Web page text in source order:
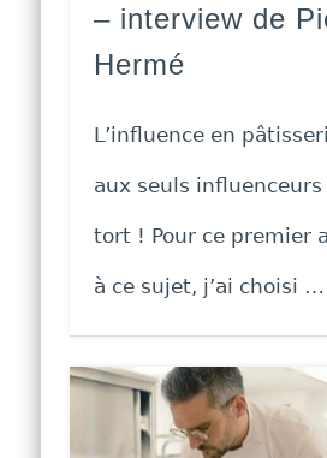
– interview de
Hermé
L’influence en
aux seuls influenceurs
tort ! Pour ce premier
à ce sujet, j’ai choisi …